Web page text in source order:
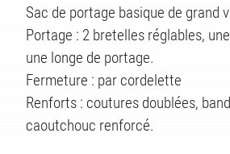
Sac de portage basique de grand
Portage : 2 bretelles réglables,
une longe de portage.
Fermeture : par cordelette
Renforts : coutures doublées,
caoutchouc renforcé.